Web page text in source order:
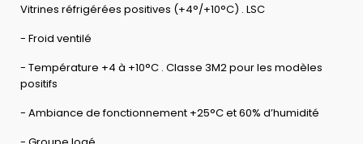
Vitrines réfrigérées positives (+4°/+10°C) . LSC
- Froid ventilé
- Température +4 à +10°C . Classe 3M2 pour les modèles
positifs
- Ambiance de fonctionnement +25°C et 60% d’humidité